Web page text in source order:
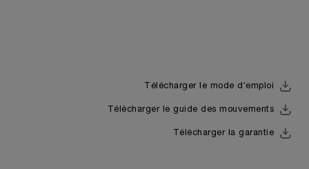
Télécharger le mode d’emploi
Télécharger le guide des mouvements
Télécharger la garantie